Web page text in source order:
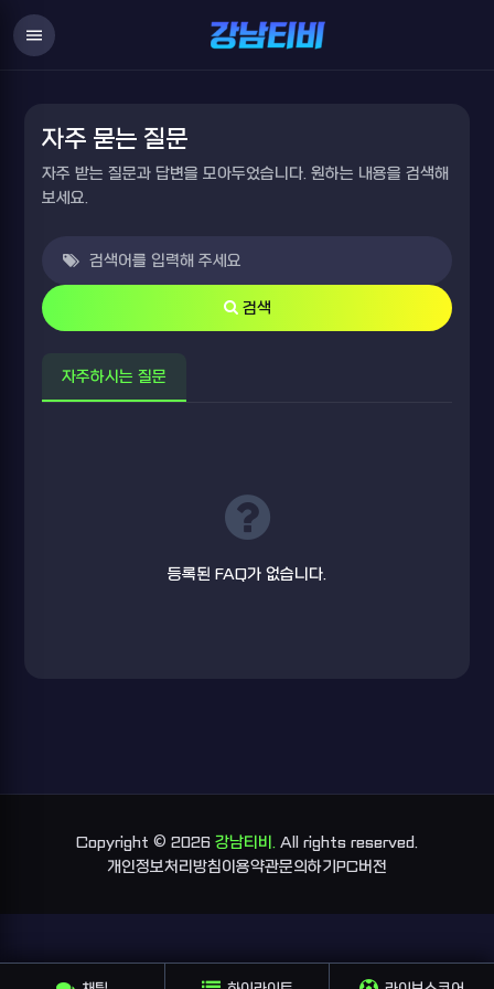
FAQ
menu
자주 묻는 질문
자주 받는 질문과 답변을 모아두었습니다. 원하는 내용을 검색해
보세요.
검색
자주하시는 질문
등록된 FAQ가 없습니다.
Copyright © 2026 강남티비.
All rights reserved.
개인정보처리방침이용약관문의하기 PC버전